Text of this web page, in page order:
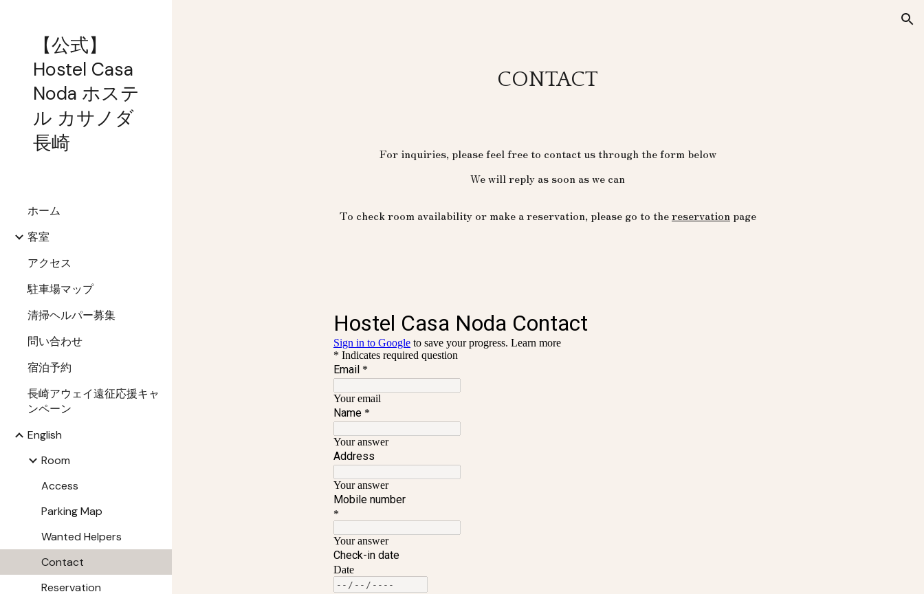
【公式】
Hostel Casa
Noda ホステ
ル カサノダ
長崎
ホーム
客室
アクセス
駐車場マップ
清掃ヘルパー募集
問い合わせ
宿泊予約
長崎アウェイ遠征応援キャ
ンペーン
English
Room
Access
Parking Map
Wanted Helpers
Contact
Reservation
CONTACT
For inquiries, please feel free to contact us through the form below
We will reply as soon as we can
To check room availability or make a reservation, please go to thereservationpage